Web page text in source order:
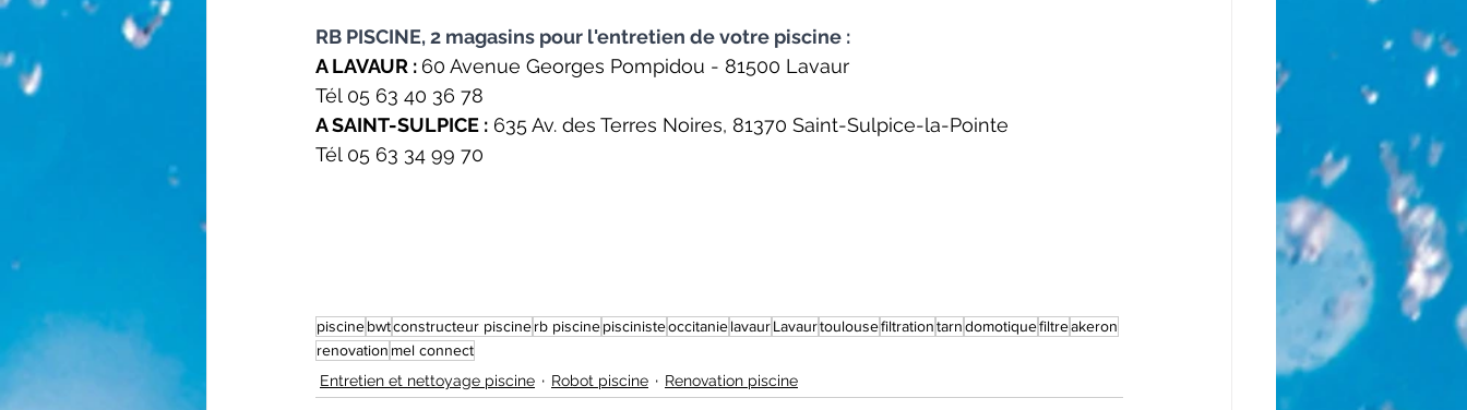
RB PISCINE, 2 magasins pour l'entretien de votre piscine :
A LAVAUR : 60 Avenue Georges Pompidou - 81500 Lavaur
Tél 05 63 40 36 78
A SAINT-SULPICE : 635 Av. des Terres Noires, 81370 Saint-Sulpice-la-Pointe
Tél 05 63 34 99 70
piscinebwtconstructeur piscinerb piscinepiscinisteoccitanielavaurLavaurtoulousefiltrationtarndomotiquefiltreakeron
renovation mel connect
Entretien et nettoyage piscine
Robot piscine Renovation piscine